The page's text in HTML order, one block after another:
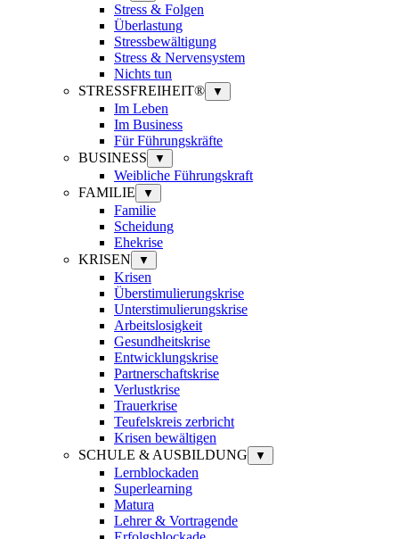
Stress & Folgen
Überlastung
Stressbewältigung
Stress & Nervensystem
Nichts tun
STRESSFREIHEIT®
▼
Im Leben
Im Business
Für Führungskräfte
BUSINESS
▼
Weibliche Führungskraft
FAMILIE
▼
Familie
Scheidung
Ehekrise
KRISEN
▼
Krisen
Überstimulierungskrise
Unterstimulierungskrise
Arbeitslosigkeit
Gesundheitskrise
Entwicklungskrise
Partnerschaftskrise
Verlustkrise
Trauerkrise
Teufelskreis zerbricht
Krisen bewältigen
SCHULE & AUSBILDUNG
▼
Lernblockaden
Superlearning
Matura
Lehrer & Vortragende